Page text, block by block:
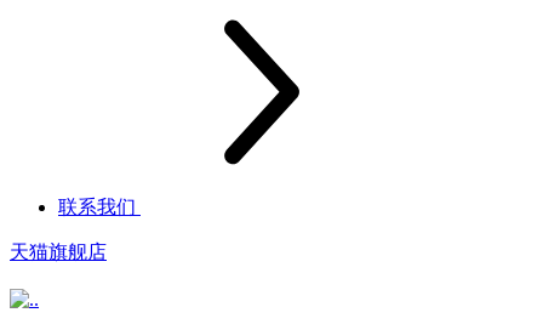
联系我们
天猫旗舰店